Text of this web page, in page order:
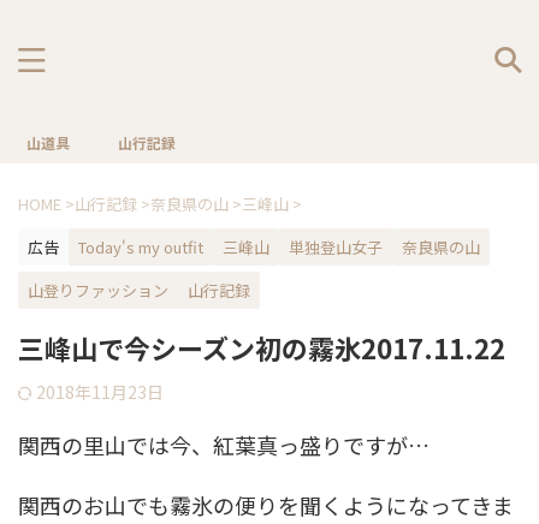
山道具 山行記録
HOME >山行記録 >奈良県の山 >三峰山 >
広告
Today's my outfit 三峰山 単独登山女子
奈良県の山
山登りファッション
山行記録
三峰山で今シーズン初の霧氷2017.11.22
2018年11月23日
関西の里山では今、紅葉真っ盛りですが…
関西のお山でも霧氷の便りを聞くようになってきま